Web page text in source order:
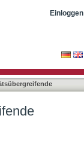
Einloggen